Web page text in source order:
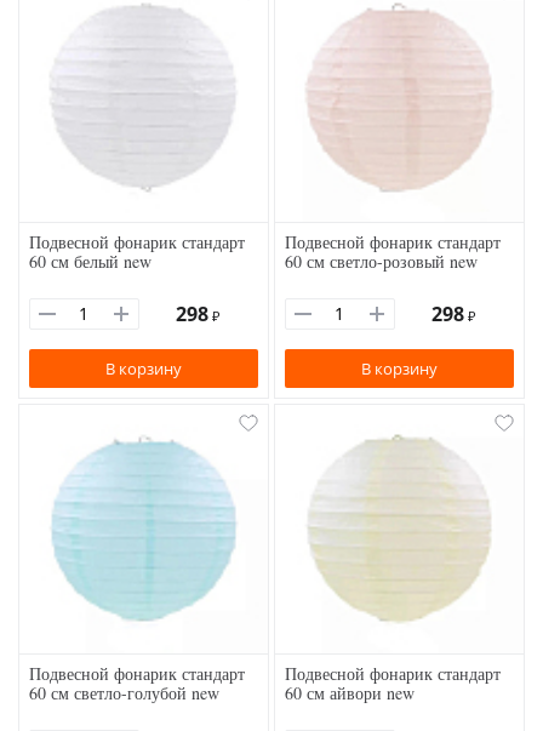
Подвесной фонарик стандарт
60 см белый new
298 ₽
В корзину
Подвесной фонарик стандарт
60 см светло-розовый new
298 ₽
В корзину
Подвесной фонарик стандарт
60 см светло-голубой new
Подвесной фонарик стандарт
60 см айвори new